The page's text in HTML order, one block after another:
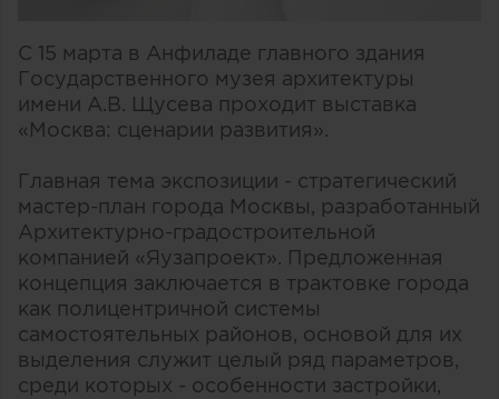
С 15 марта в Анфиладе главного здания
Государственного музея архитектуры
имени А.В. Щусева проходит выставка
«Москва: сценарии развития».
Главная тема экспозиции - стратегический
мастер-план города Москвы, разработанный
Архитектурно-градостроительной
компанией «Яузапроект». Предложенная
концепция заключается в трактовке города
как полицентричной системы
самостоятельных районов, основой для их
выделения служит целый ряд параметров,
среди которых - особенности застройки,